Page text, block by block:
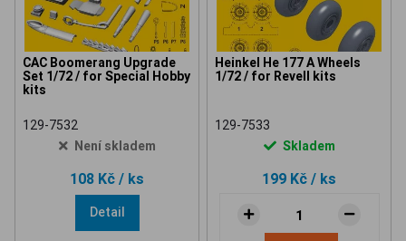
CAC Boomerang Upgrade
Set 1/72 / for Special Hobby
kits
129-7532
Není skladem
108 Kč / ks
Detail
Heinkel He 177 A Wheels
1/72 / for Revell kits
129-7533
Skladem
199 Kč / ks